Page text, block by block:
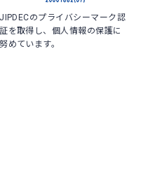
JIPDECのプライバシーマーク認
証を取得し、個人情報の保護に
努めています。